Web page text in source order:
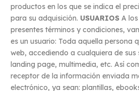
productos en los que se indica el
para su adquisición. USUARIOS A
presentes términos y condiciones,
es un usuario: Toda aquella persona
web, accediendo a cualquiera de sus
landing page, multimedia, etc.Así
receptor de la información enviada
electrónico, ya sean: plantillas,